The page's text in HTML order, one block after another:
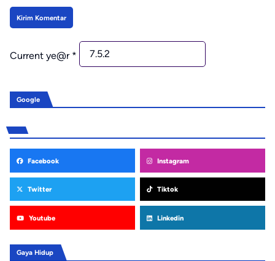
Current ye@r *
Google
Facebook Instagram
Twitter Tiktok
Youtube Linkedin
Gaya Hidup